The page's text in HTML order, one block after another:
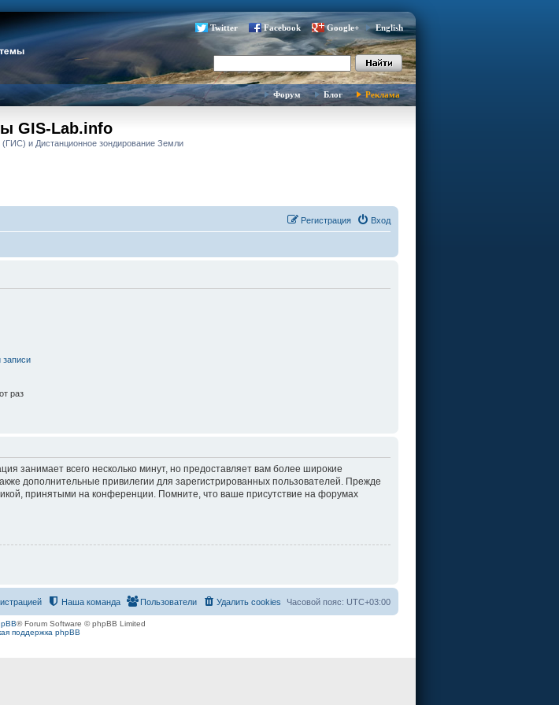
Twitter Facebook Google+ English
Форум Блог Реклама
GIS-Lab.info
и Дистанционное зондирование Земли
Вход
Регистрация
записи
раз
занимает всего несколько минут, но предоставляет вам более широкие
дополнительные привилегии для зарегистрированных пользователей. Прежде
принятыми на конференции. Помните, что ваше присутствие на форумах
Часовой пояс: UTC+03:00
Удалить cookies
Пользователи
Наша команда
® Forum Software © phpBB Limited
поддержка phpBB